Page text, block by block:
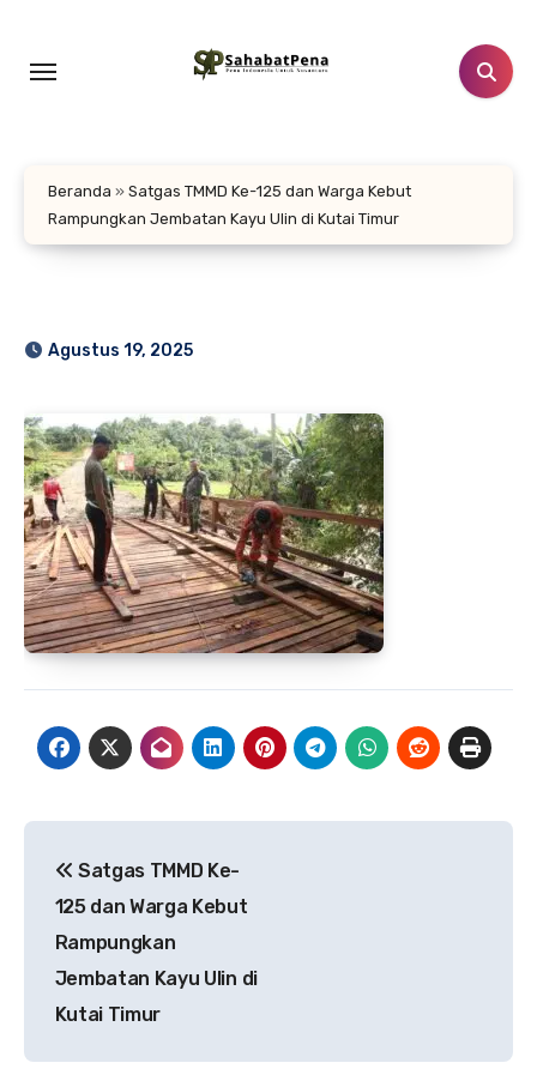
konten
Beranda » Satgas TMMD Ke-125 dan Warga Kebut
Rampungkan Jembatan Kayu Ulin di Kutai Timur
Agustus 19, 2025
pos
Satgas TMMD Ke-
125 dan Warga Kebut
Rampungkan
Jembatan Kayu Ulin di
Kutai Timur